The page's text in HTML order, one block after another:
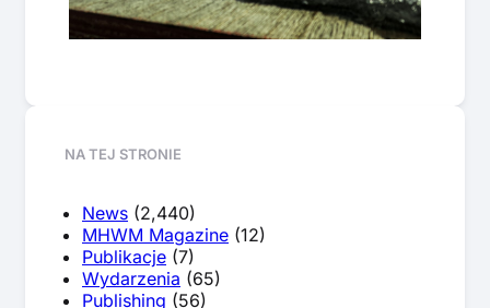
NA TEJ STRONIE
News (2,440)
MHWM Magazine (12)
Publikacje (7)
Wydarzenia (65)
Publishing (56)